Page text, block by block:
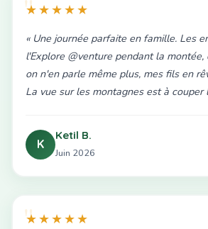
★★★★★
« Une journée parfaite en famille. Les
l'Explore @venture pendant la montée,
on n'en parle même plus, mes fils en
La vue sur les montagnes est à couper
K
Ketil B.
Juin 2026
★★★★★